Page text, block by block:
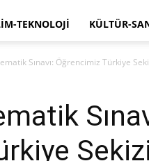
TEKNOLOJI KÜLTÜR-
Sınavı: Öğrencimiz Türkiye